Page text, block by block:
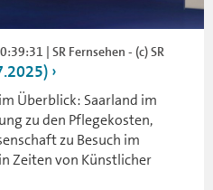
| SR Fernsehen - (c) SR
Überblick: Saarland im
zu den Pflegekosten,
zu Besuch im
Zeiten von Künstlicher